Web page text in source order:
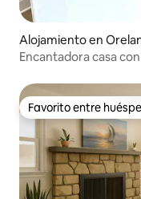
Alojamiento en
Encantadora casa
Favorito entre
Favorito entre